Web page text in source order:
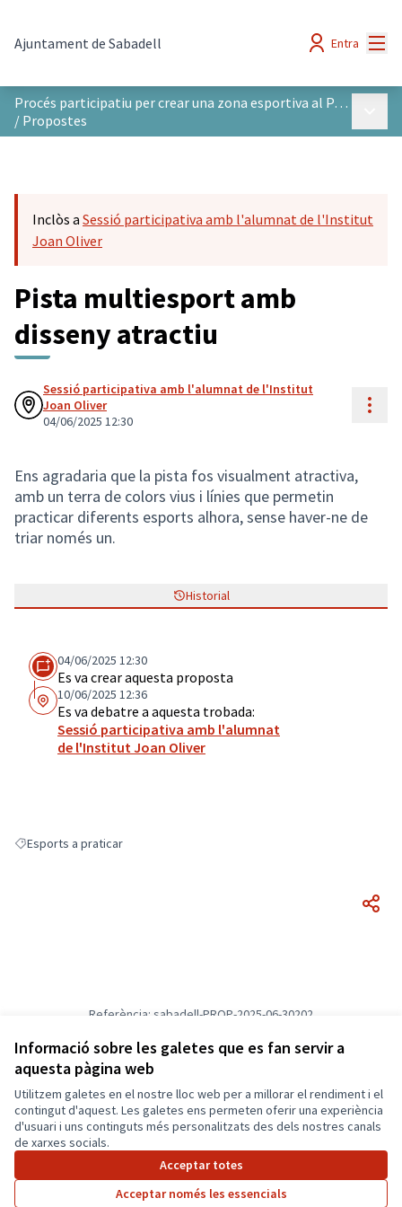
Informació sobre les galetes que es fan servir a
aquesta pàgina web
Utilitzem galetes en el nostre lloc web per a millorar el rendiment i el
contingut d'aquest. Les galetes ens permeten oferir una experiència
d'usuari i uns continguts més personalitzats des dels nostres canals
de xarxes socials.
Acceptar totes
Acceptar només les essencials
Ajuntament de Sabadell Entra
Procés participatiu per crear una zona esportiva al Parc del Nord
/ Propostes
Inclòs a Sessió participativa amb l'alumnat de l'Institut
Joan Oliver
Pista multiesport amb
disseny atractiu
Sessió participativa amb l'alumnat de l'Institut
Joan Oliver
04/06/2025 12:30
Ens agradaria que la pista fos visualment atractiva,
amb un terra de colors vius i línies que permetin
practicar diferents esports alhora, sense haver-ne de
triar només un.
Historial
04/06/2025 12:30
Es va crear aquesta proposta
10/06/2025 12:36
Es va debatre a aquesta trobada:
Sessió participativa amb l'alumnat
de l'Institut Joan Oliver
Resultats en filtrar per: Esports a praticar
Esports a praticar
Referència: sabadell-PROP-2025-06-30202
Verifica l'empremta digital
Termes i condicions d'ús
Configuració de les galetes
Triar la llenguaElegir el idioma